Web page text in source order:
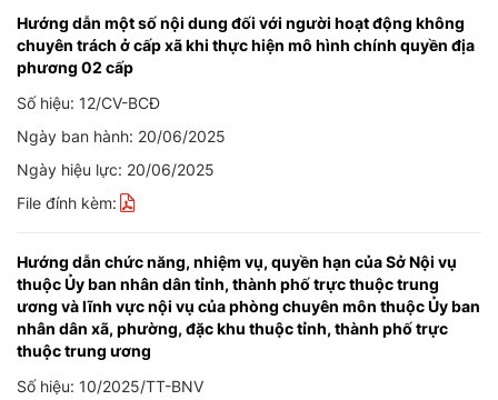
Hướng dẫn một số nội dung đối với người hoạt động không
chuyên trách ở cấp xã khi thực hiện mô hình chính quyền địa
phương 02 cấp
Số hiệu: 12/CV-BCĐ
Ngày ban hành: 20/06/2025
Ngày hiệu lực: 20/06/2025
File đính kèm:
Hướng dẫn chức năng, nhiệm vụ, quyền hạn của Sở Nội vụ
thuộc Ủy ban nhân dân tỉnh, thành phố trực thuộc trung
ương và lĩnh vực nội vụ của phòng chuyên môn thuộc Ủy ban
nhân dân xã, phường, đặc khu thuộc tỉnh, thành phố trực
thuộc trung ương
Số hiệu: 10/2025/TT-BNV